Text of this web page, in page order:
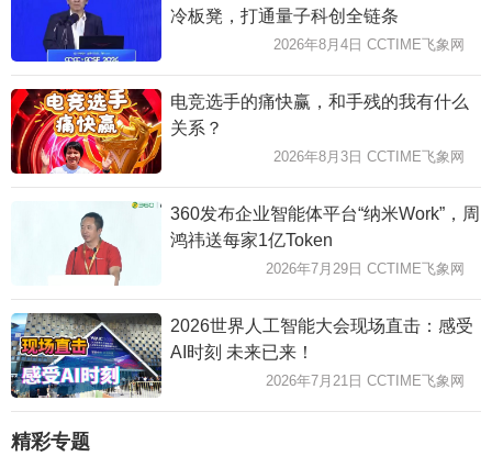
冷板凳，打通量子科创全链条
2026年8月4日 CCTIME飞象网
电竞选手的痛快赢，和手残的我有什么
关系？
2026年8月3日 CCTIME飞象网
360发布企业智能体平台“纳米Work”，周
鸿祎送每家1亿Token
2026年7月29日 CCTIME飞象网
2026世界人工智能大会现场直击：感受
AI时刻 未来已来！
2026年7月21日 CCTIME飞象网
精彩专题